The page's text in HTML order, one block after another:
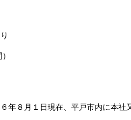
年８月１日現在、平戸市内に本社